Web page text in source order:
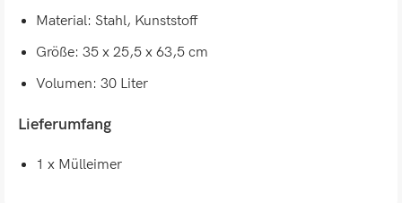
Material: Stahl, Kunststoff
Größe: 35 x 25,5 x 63,5 cm
Volumen: 30 Liter
Lieferumfang
1 x Mülleimer